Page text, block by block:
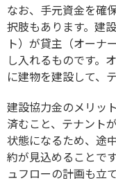
なお、手元資金を確
択肢もあります。建
ト）が貸主（オーナ
し入れるものです。
に建物を建設して、
建設協力金のメリッ
済むこと、テナント
状態になるため、途
約が見込めることで
ュフローの計画も立